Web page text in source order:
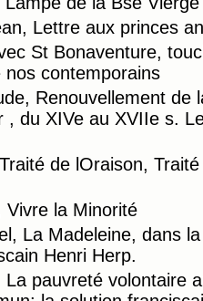
Lettre aux princes
St Bonaventure,
nos contemporains
Renouvellement de
, du XIVe au XVIIe s.
de lOraison,
Vivre la Minorité
La Madeleine, dans la
Henri Herp.
pauvreté volontaire